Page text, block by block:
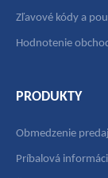
Zľavové kódy a
Hodnotenie
PRODUKTY
Obmedzenie
Príbalová